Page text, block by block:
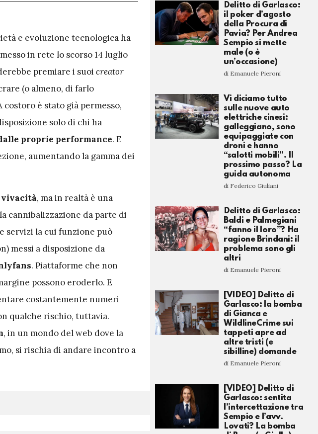
e evoluzione tecnologica ha
in rete lo scorso 14 luglio
premiare i suoi creator
(o almeno, di farlo
è stato già permesso,
solo di chi ha
proprie performance. E
aumentando la gamma dei
vivacità, ma in realtà è una
cannibalizzazione da parte di
servizi la cui funzione può
messi a disposizione da
. Piattaforme che non
possono eroderlo. E
costantemente numeri
qualche rischio, tuttavia.
, in un mondo del web dove la
si rischia di andare incontro a
Delitto di Garlasco:
il poker d’agosto
della Procura di
Pavia? Per Andrea
Sempio si mette
male (o è
un’occasione)
di Emanuele Pieroni
Vi diciamo tutto
sulle nuove auto
elettriche cinesi:
galleggiano, sono
equipaggiate con
droni e hanno
“salotti mobili”. Il
prossimo passo? La
guida autonoma
di Federico Giuliani
Delitto di Garlasco:
Baldi e Palmegiani
“fanno il loro”? Ha
ragione Brindani: il
problema sono gli
altri
di Emanuele Pieroni
[VIDEO] Delitto di
Garlasco: la bomba
di Gianca e
WildlineCrime sui
tappeti apre ad
altre tristi (e
sibilline) domande
di Emanuele Pieroni
[VIDEO] Delitto di
Garlasco: sentita
l’intercettazione tra
Sempio e l’avv.
Lovati? La bomba